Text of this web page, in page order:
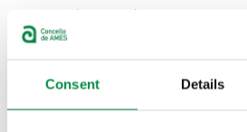
Consent Details
>Obradoiros de Maxia